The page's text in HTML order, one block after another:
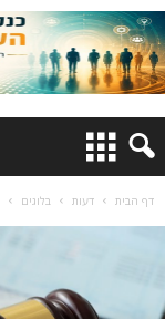
דף הבית דעות בלוגים